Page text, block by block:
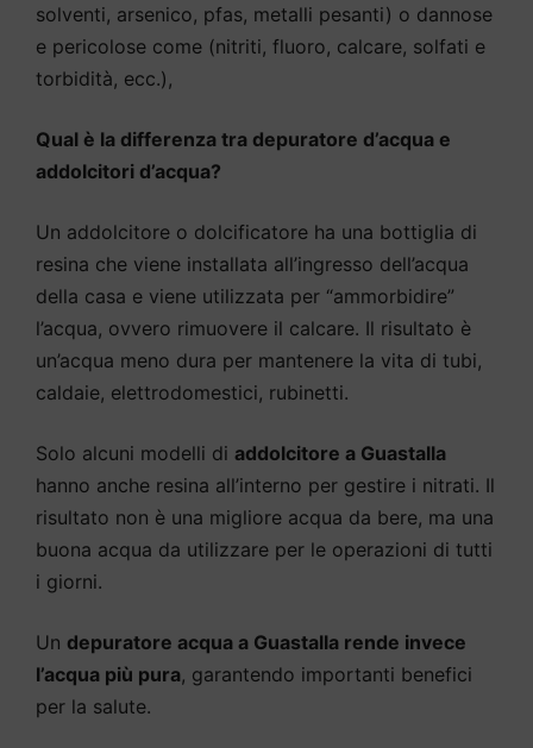
solventi, arsenico, pfas, metalli pesanti) o dannose
e pericolose come (nitriti, fluoro, calcare, solfati e
torbidità, ecc.),
Qual è la differenza tra depuratore d’acqua e
addolcitori d’acqua?
Un addolcitore o dolcificatore ha una bottiglia di
resina che viene installata all’ingresso dell’acqua
della casa e viene utilizzata per “ammorbidire”
l’acqua, ovvero rimuovere il calcare. Il risultato è
un’acqua meno dura per mantenere la vita di tubi,
caldaie, elettrodomestici, rubinetti.
Solo alcuni modelli di addolcitore a Guastalla
hanno anche resina all’interno per gestire i nitrati. Il
risultato non è una migliore acqua da bere, ma una
buona acqua da utilizzare per le operazioni di tutti
i giorni.
Un depuratore acqua a Guastalla rende invece
l’acqua più pura, garantendo importanti benefici
per la salute.